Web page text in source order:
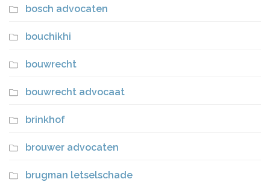
bosch advocaten
bouchikhi
bouwrecht
bouwrecht advocaat
brinkhof
brouwer advocaten
brugman letselschade